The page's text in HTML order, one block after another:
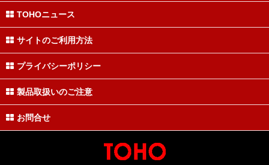
TOHOニュース
サイトのご利用方法
プライバシーポリシー
製品取扱いのご注意
お問合せ